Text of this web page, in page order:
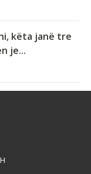
këta janë tre
je...